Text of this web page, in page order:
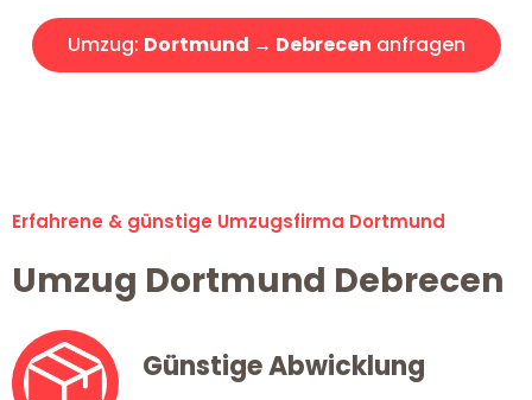
Umzug: Dortmund → Debrecen anfragen
Erfahrene & günstige Umzugsfirma Dortmund
Umzug Dortmund Debrecen
Günstige Abwicklung